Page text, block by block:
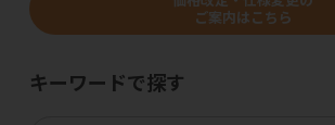
ご案内はこちら
キーワードで探す